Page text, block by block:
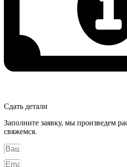
Сдать детали
Заполните заявку, мы произведем
свяжемся.